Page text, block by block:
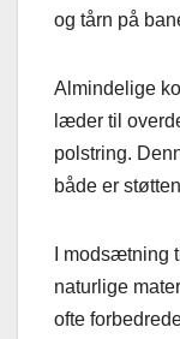
og tårn på
Almindelige
læder til
polstring.
både er
I modsætning
naturlige
ofte